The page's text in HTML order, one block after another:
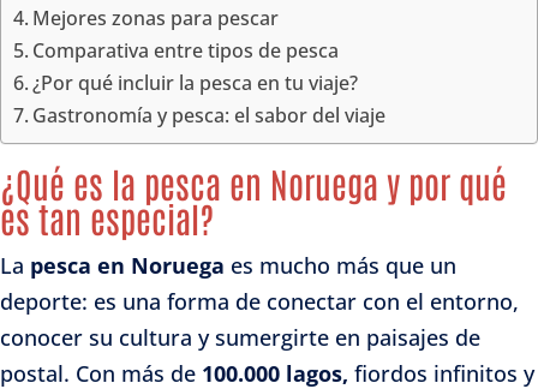
Mejores zonas para pescar
Comparativa entre tipos de pesca
¿Por qué incluir la pesca en tu viaje?
Gastronomía y pesca: el sabor del viaje
¿Qué es la pesca en Noruega y por qué
es tan especial?
La pesca en Noruega es mucho más que un
deporte: es una forma de conectar con el entorno,
conocer su cultura y sumergirte en paisajes de
postal. Con más de 100.000 lagos, fiordos infinitos y